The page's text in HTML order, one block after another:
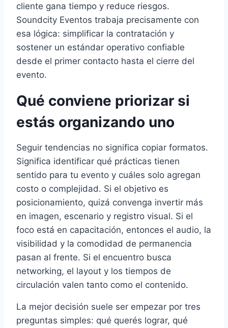
cliente gana tiempo y reduce riesgos.
Soundcity Eventos trabaja precisamente con
esa lógica: simplificar la contratación y
sostener un estándar operativo confiable
desde el primer contacto hasta el cierre del
evento.
Qué conviene priorizar si
estás organizando uno
Seguir tendencias no significa copiar formatos.
Significa identificar qué prácticas tienen
sentido para tu evento y cuáles solo agregan
costo o complejidad. Si el objetivo es
posicionamiento, quizá convenga invertir más
en imagen, escenario y registro visual. Si el
foco está en capacitación, entonces el audio, la
visibilidad y la comodidad de permanencia
pasan al frente. Si el encuentro busca
networking, el layout y los tiempos de
circulación valen tanto como el contenido.
La mejor decisión suele ser empezar por tres
preguntas simples: qué querés lograr, qué